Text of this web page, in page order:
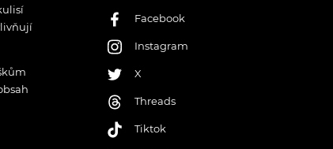
Facebook
Instagram
X
Threads
Tiktok